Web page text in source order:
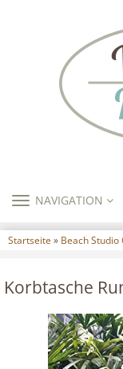
TOGGLE
NAVIGATION
Startseite » Beach Studio
Korbtasche